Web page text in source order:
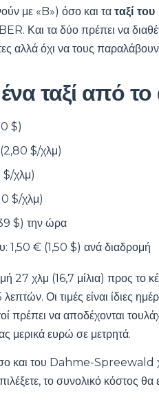
με «B») όσο και τα ταξί
Και τα δύο πρέπει να
αλλά όχι να τους
ταξί από
$)
$/χλμ)
χλμ)
$/χλμ)
$) την ώρα
1,50 € (1,50 $) ανά διαδρομή
27 χλμ (16,7 μίλια) προς το
Οι τιμές είναι ίδιες
πρέπει να αποδέχονται
μερικά ευρώ σε μετρητά.
και του Dahme-Spreewald
το συνολικό κόστος